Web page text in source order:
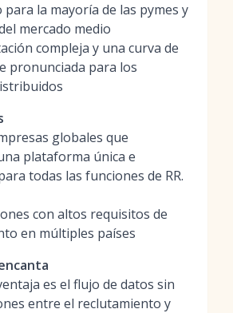
la mayoría de las pymes y
mercado medio
compleja y una curva de
pronunciada para los
globales que
plataforma única e
todas las funciones de RR.
con altos requisitos de
en múltiples países
es el flujo de datos sin
entre el reclutamiento y